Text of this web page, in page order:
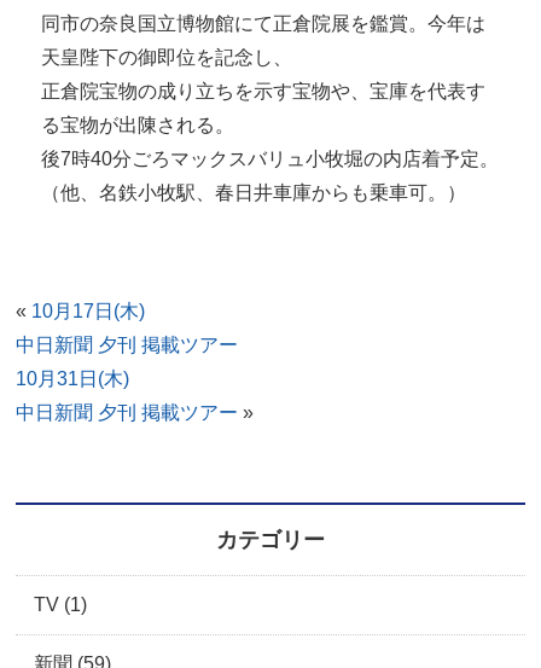
同市の奈良国立博物館にて正倉院展を鑑賞。今年は
天皇陛下の御即位を記念し、
正倉院宝物の成り立ちを示す宝物や、宝庫を代表す
る宝物が出陳される。
後7時40分ごろマックスバリュ小牧堀の内店着予定。
（他、名鉄小牧駅、春日井車庫からも乗車可。）
« 10月17日(木)
中日新聞 夕刊 掲載ツアー
10月31日(木)
中日新聞 夕刊 掲載ツアー »
カテゴリー
TV (1)